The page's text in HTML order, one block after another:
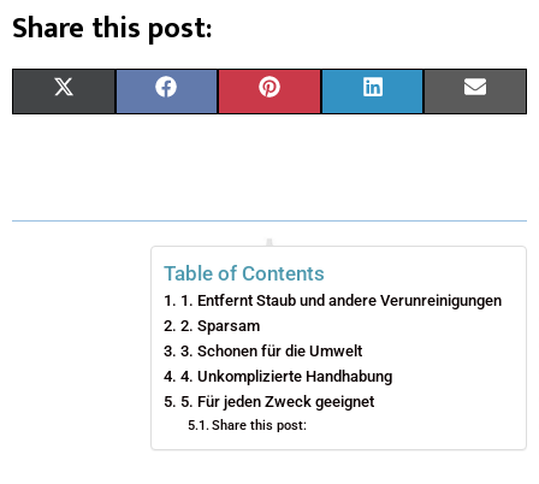
Share this post:
W E
B
O
O
K
T
R
E
S
K
D
I
Table of Contents
1. Entfernt Staub und andere Verunreinigungen
2. Sparsam
3. Schonen für die Umwelt
4. Unkomplizierte Handhabung
5. Für jeden Zweck geeignet
Share this post: